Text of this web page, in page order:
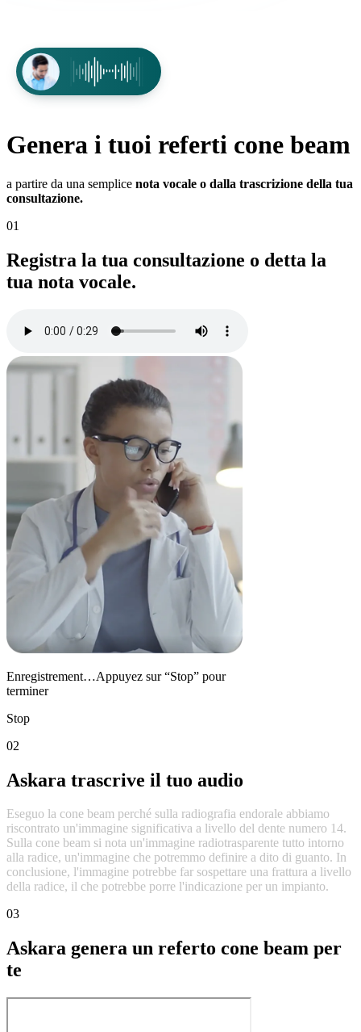
Genera i tuoi referti cone beam
a partire da una semplice nota vocale o dalla trascrizione della tua
consultazione.
01
Registra la tua consultazione o detta la
tua nota vocale.
Enregistrement…Appuyez sur “Stop” pour
terminer
Stop
02
Askara trascrive il tuo audio
Eseguo la cone beam perché sulla radiografia endorale abbiamo
riscontrato un'immagine significativa a livello del dente numero 14.
Sulla cone beam si nota un'immagine radiotrasparente tutto intorno
alla radice, un'immagine che potremmo definire a dito di guanto. In
conclusione, l'immagine potrebbe far sospettare una frattura a livello
della radice, il che potrebbe porre l'indicazione per un impianto.
03
Askara genera un referto cone beam per
te